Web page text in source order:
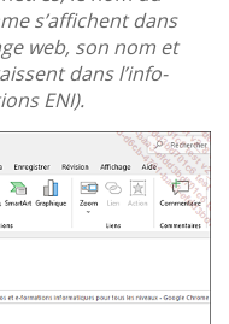
s’affichent dans
web, son nom et
dans l’info-
ENI).